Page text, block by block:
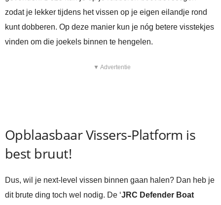
zodat je lekker tijdens het vissen op je eigen eilandje rond
kunt dobberen. Op deze manier kun je nóg betere visstekjes
vinden om die joekels binnen te hengelen.
▼ Advertentie
Opblaasbaar Vissers-Platform is
best bruut!
Dus, wil je next-level vissen binnen gaan halen? Dan heb je
dit brute ding toch wel nodig. De ‘JRC Defender Boat